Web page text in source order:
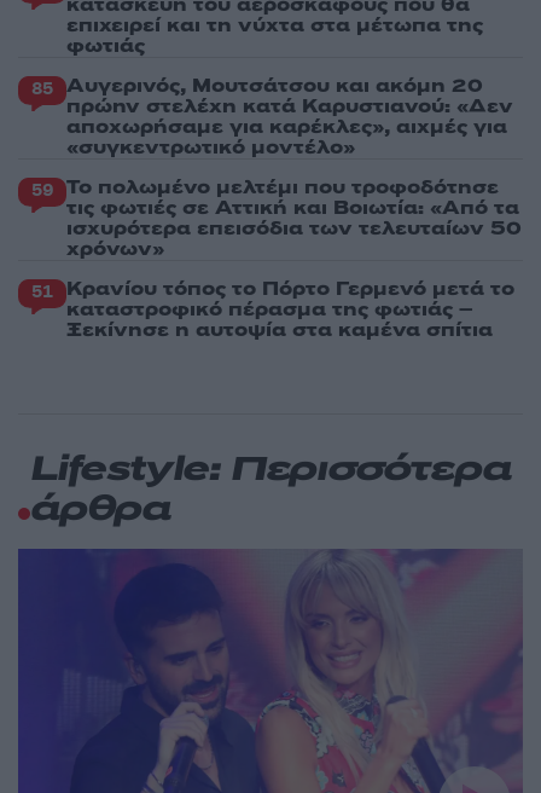
επιχειρεί και τη νύχτα στα μέτωπα της
φωτιάς
85 Αυγερινός, Μουτσάτσου και ακόμη 20
πρώην στελέχη κατά Καρυστιανού: «Δεν
αποχωρήσαμε για καρέκλες», αιχμές για
«συγκεντρωτικό μοντέλο»
59 Το πολωμένο μελτέμι που τροφοδότησε
τις φωτιές σε Αττική και Βοιωτία: «Από τα
ισχυρότερα επεισόδια των τελευταίων 50
χρόνων»
51 Κρανίου τόπος το Πόρτο Γερμενό μετά το
καταστροφικό πέρασμα της φωτιάς –
Ξεκίνησε η αυτοψία στα καμένα σπίτια
Lifestyle: Περισσότερα
άρθρα